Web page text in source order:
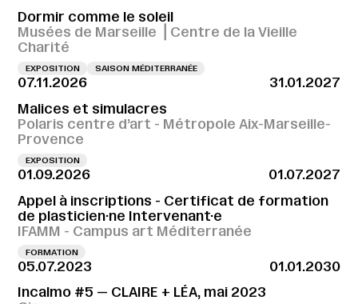
Dormir comme le soleil
Musées de Marseille ⎪Centre de la Vieille
Charité
EXPOSITION SAISON MÉDITERRANÉE
07.11.2026
31.01.2027
Malices et simulacres
Polaris centre d’art - Métropole Aix-Marseille-
Provence
EXPOSITION
01.09.2026
01.07.2027
Appel à inscriptions - Certificat de formation
de plasticien·ne Intervenant·e
IFAMM - Campus art Méditerranée
FORMATION
05.07.2023
01.01.2030
Incalmo #5 — CLAIRE + LÉA, mai 2023